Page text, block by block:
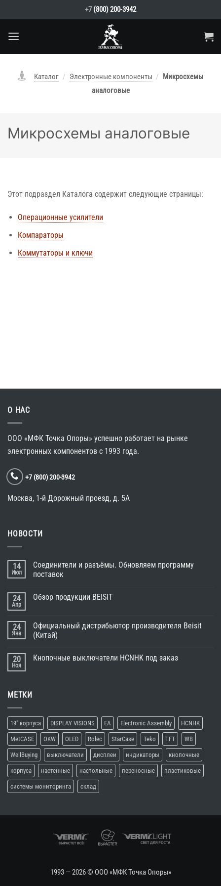
to
content
+7 (800) 200-3942
Каталог / Электронные компоненты / Микросхемы
аналоговые
Микросхемы аналоговые
Этот подраздел Каталога содержит следующие страницы:
Операционные усилители
Компараторы
Коммутаторы и ключи
О НАС
ООО «МФК Точка Опоры» успешно работает на рынке
электронных компонентов c 1993 года.
+7 (800) 200-3942
Москва, 1-й Дорожный проезд, д. 5A
НОВОСТИ
14
Июл
Соединители и разъёмы. Обновляем программу
поставок
24
Апр
Обзор продукции BEISIT
24
Янв
Официальный дистрибьютор производителя Beisit
(Китай)
20
Ноя
Кнопочные выключатели HCNHK под заказ
МЕТКИ
19″ корпуса DISPLAY VISIONS EA Electronic Assembly HCNHK
MetCASE OKW OLED Rolec StarCase Teko TFT WB
WellBuying выключатели дисплеи индикаторы кнопочные
корпуса настенные настольные переносные пластиковые
системы мониторинга склад
1993 — 2026 © ООО «МФК Точка Опоры»